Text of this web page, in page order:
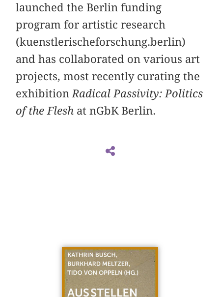
launched the Berlin funding
program for artistic research
(kuenstlerischeforschung.berlin)
and has collaborated on various art
projects, most recently curating the
exhibitionRadical Passivity: Politics
of the Flesh at nGbK Berlin.